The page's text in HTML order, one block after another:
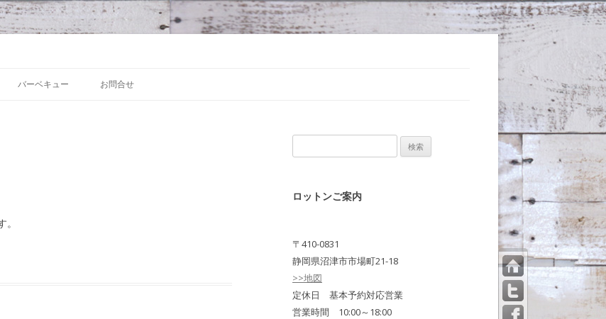
バーベキュー お問合せ
索:
ロットンご案内
〒410-0831
静岡県沼津市市場町21-18
>>地図
定休日 基本予約対応営業
営業時間 10:00～18:00
トッ
プペ
ージ